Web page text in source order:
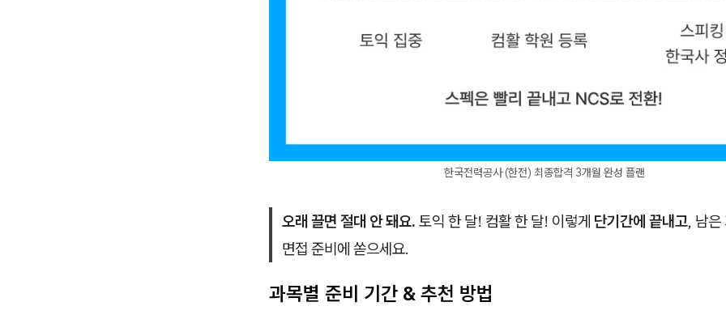
한국전력공사 (한전) 최종합격 3개월 완성 플랜
오래 끌면 절대 안 돼요. 토익 한 달! 컴활 한 달! 이렇게 단기간에 끝내고, 남은
면접 준비에 쏟으세요.
과목별 준비 기간 & 추천 방법